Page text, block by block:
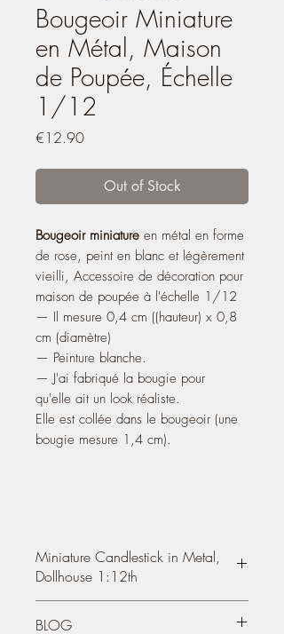
Bougeoir Miniature
en Métal, Maison
de Poupée, Échelle
1/12
€12.90Price
Out of Stock
Bougeoir miniature en métal en forme
de rose, peint en blanc et légèrement
vieilli, Accessoire de décoration pour
maison de poupée à l'échelle 1/12
— Il mesure 0,4 cm ((hauteur) x 0,8
cm (diamètre)
— Peinture blanche.
— J'ai fabriqué la bougie pour
qu'elle ait un look réaliste.
Elle est collée dans le bougeoir (une
bougie mesure 1,4 cm).
Miniature Candlestick in Metal,
Dollhouse 1:12th
shape of a rose
BLOG